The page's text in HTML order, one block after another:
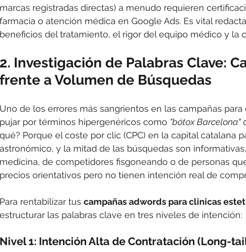
marcas registradas directas) a menudo requieren
farmacia o atención médica en Google Ads. Es vital
beneficios del tratamiento, el rigor del equipo médico y la
2. Investigación de Palabras Clave:
frente a Volumen de Búsquedas
Uno de los errores más sangrientos en las campañas
pujar por términos hipergenéricos como "bótox Barcelona"
qué? Porque el coste por clic (CPC) en la capital catalana
astronómico, y la mitad de las búsquedas son
medicina, de competidores fisgoneando o de personas
precios orientativos pero no tienen intención real de
Para rentabilizar tus campañas adwords para clinicas
estructurar las palabras clave en tres niveles de intención:
Nivel 1: Intención Alta de Contratación (Long-